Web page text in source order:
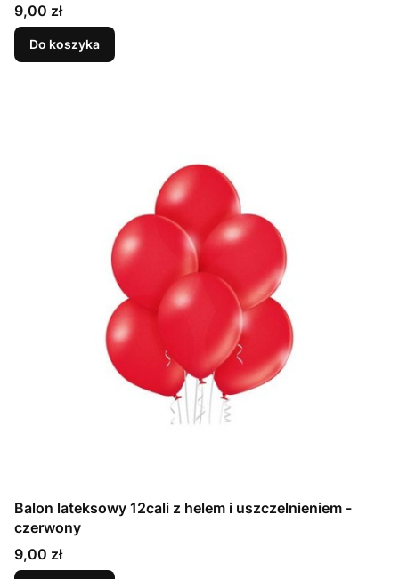
Cena
9,00 zł
Do koszyka
Balon lateksowy 12cali z helem i uszczelnieniem -
czerwony
Cena
9,00 zł